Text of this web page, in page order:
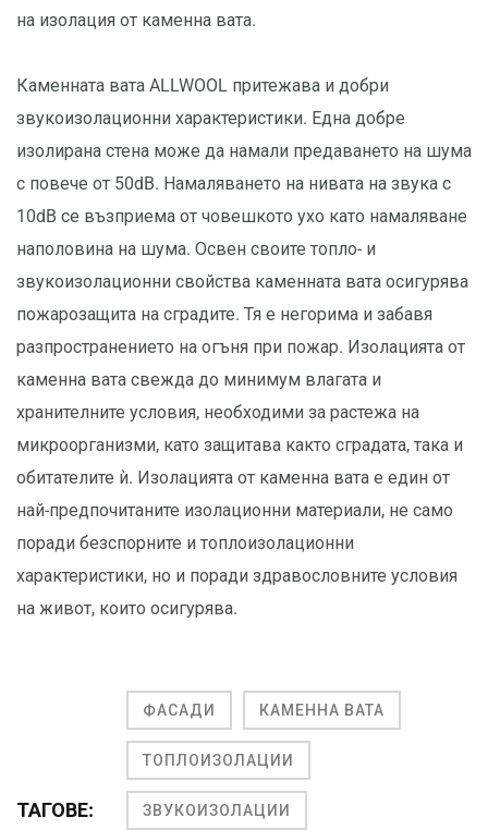
на изолация от каменна вата.
Каменната вата ALLWOOL притежава и добри
звукоизолационни характеристики. Една добре
изолирана стена може да намали предаването на шума
с повече от 50dB. Намаляването на нивата на звука с
10dB се възприема от човешкото ухо като намаляване
наполовина на шума. Освен своите топло- и
звукоизолационни свойства каменната вата осигурява
пожарозащита на сградите. Тя е негорима и забавя
разпространението на огъня при пожар. Изолацията от
каменна вата свежда до минимум влагата и
хранителните условия, необходими за растежа на
микроорганизми, като защитава както сградата, така и
обитателите ѝ. Изолацията от каменна вата е един от
най-предпочитаните изолационни материали, не само
поради безспорните и топлоизолационни
характеристики, но и поради здравословните условия
на живот, които осигурява.
ТАГОВЕ:
ФАСАДИ КАМЕННА ВАТА
ТОПЛОИЗОЛАЦИИ
ЗВУКОИЗОЛАЦИИ